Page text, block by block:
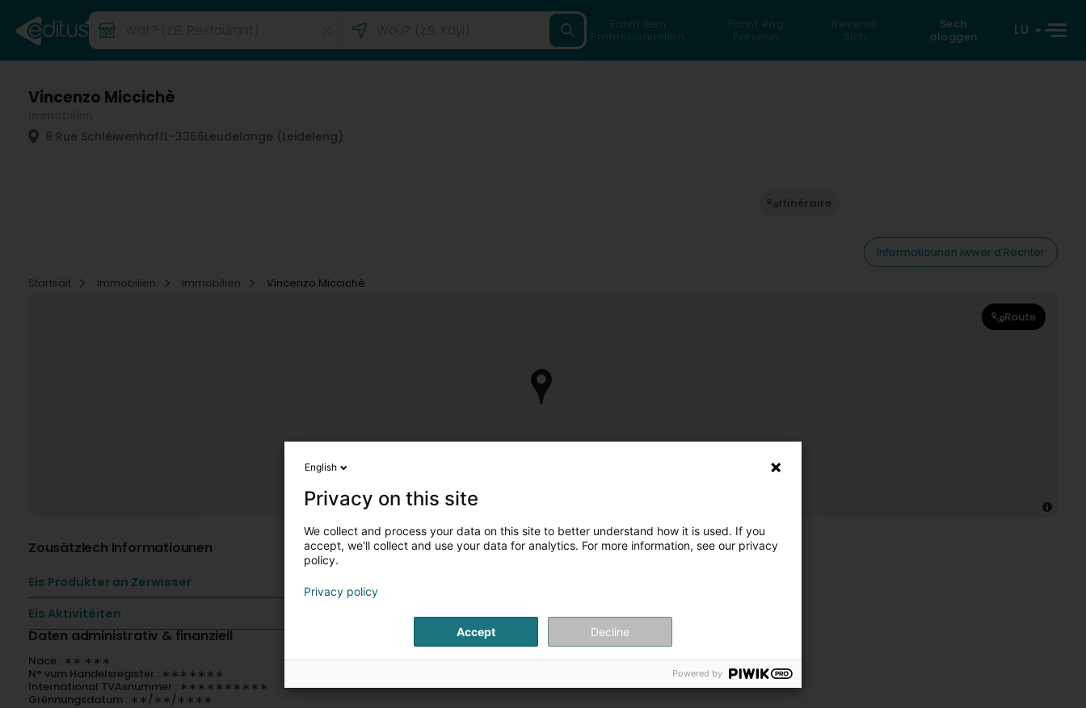
Fannt een
Professionnellen
Fannt eng
Persoun
Reverse
Sich
Sech
aloggen
LU
Vincenzo Miccichè
8 Rue SchléiwenhaffL-3366Leudelange (Leideleng)
Itinéraire
Informatiounen iwwer d'Rechter
Startsäit
Immobilien Immobilien Vincenzo Miccichè
Route
Zousätzlech Informatiounen
Eis Produkter an Zerwisser
Eis Aktivitéiten
Daten administrativ & finanziell
Nace : ∗∗.∗∗∗
N° vum Handelsregister : ∗∗∗∗∗∗∗
International TVAsnummer : ∗∗∗∗∗∗∗∗∗∗
Grënnungsdatum : ∗∗/∗∗/∗∗∗∗
English
Privacy on this site
We collect and process your data on this site to better understand how it is used. If you
accept, we'll collect and use your data for analytics. For more information, see our privacy
policy.
Privacy policy
Accept Decline
Powered by